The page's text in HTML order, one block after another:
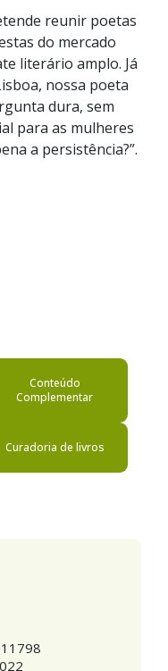
reunir poetas
do mercado
literário amplo. Já
nossa poeta
dura, sem
para as mulheres
a persistência?”.
Conteúdo
Complementar
Curadoria de livros